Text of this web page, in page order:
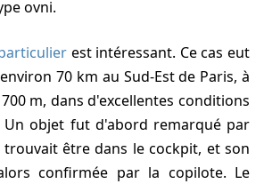
ovni.
particulier est intéressant. Ce cas eut
70 km au Sud-Est de Paris, à
m, dans d'excellentes conditions
Un objet fut d'abord remarqué par
être dans le cockpit, et son
confirmée par la copilote. Le